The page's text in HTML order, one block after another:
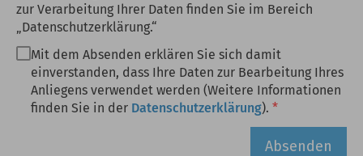
zur Verarbeitung Ihrer Daten finden Sie im Bereich
„Datenschutzerklärung.“
Mit dem Absenden erklären Sie sich damit
einverstanden, dass Ihre Daten zur Bearbeitung Ihres
Anliegens verwendet werden (Weitere Informationen
finden Sie in der Datenschutzerklärung).
Absenden